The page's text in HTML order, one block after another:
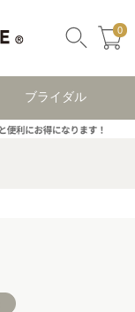
0
ブライダル